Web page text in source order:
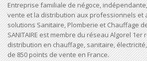
Entreprise familiale de négoce,
vente et la distribution aux professionnels et
solutions Sanitaire, Plomberie et Chauffage
SANITAIRE est membre du réseau Algorel
distribution en chauffage, sanitaire,
de 850 points de vente en France.